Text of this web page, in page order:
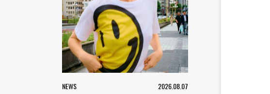
NEWS 2026.08.07